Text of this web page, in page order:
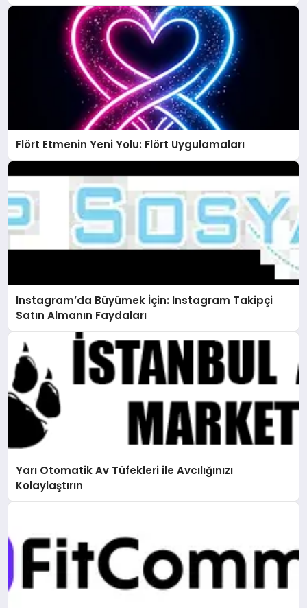
Flört Etmenin Yeni Yolu: Flört Uygulamaları
Instagram’da Büyümek İçin: Instagram Takipçi
Satın Almanın Faydaları
Yarı Otomatik Av Tüfekleri ile Avcılığınızı
Kolaylaştırın